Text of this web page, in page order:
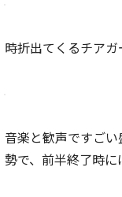
時折出てくるチアガ
音楽と歓声ですご
勢で、前半終了時に